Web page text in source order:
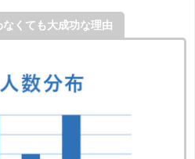
くても大成功な理由